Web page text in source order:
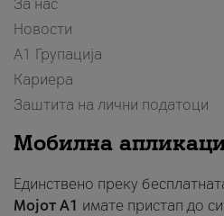
За нас
Новости
А1 Групација
Кариера
Заштита на лични податоци
Мобилна
Единствено преку
Мојот A1 имате пристап до